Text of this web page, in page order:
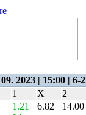
2023 | 15:00 | 6-2
1 X
2
1.21
6.82 14.00